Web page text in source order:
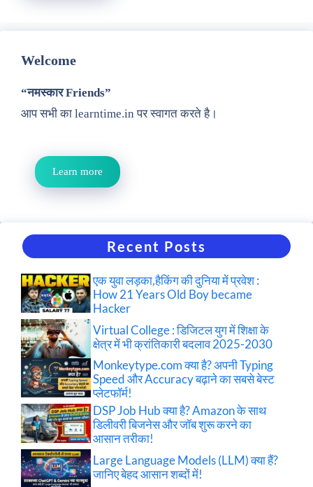
Welcome
“नमस्कार Friends”
आप सभी का learntime.in पर स्वागत करते है।
Learn more
Recent Posts
एक युवा लड़का,हैकिंग की दुनिया में प्रवेश :
How 21 Years Old Boy became
Hacker
Virtual College : डिजिटल युग में शिक्षा के
क्षेत्र में भी क्रांतिकारी बदलाव 2025-2030
Monkeytype.com क्या है? अपनी Typing
Speed और Accuracy बढ़ाने का सबसे बेस्ट
प्लेटफॉर्म!
DSP Job Hub क्या है? Amazon के साथ
डिलीवरी बिजनेस और जॉब शुरू करने का
आसान तरीका!
Large Language Models (LLM) क्या हैं?
जानिए बेहद आसान शब्दों में!